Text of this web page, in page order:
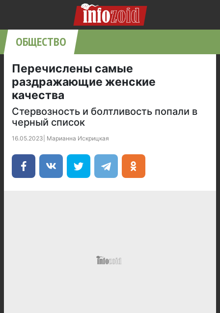
ОБЩЕСТВО
Перечислены самые
раздражающие женские
качества
Стервозность и болтливость попали в
черный список
16.05.2023 Марианна Искрицкая